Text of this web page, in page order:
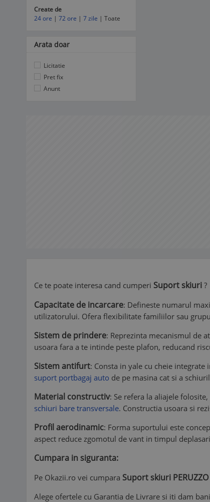
Create de
24 ore | 72 ore | 7 zile | Toate
Arata doar
Licitatie
Pret fix
Anunt
Ce te poate interesa cand cumperi Suport skiuri ?
Capacitate de incarcare: Defineste numarul
utilizatorului. Ofera flexibilitate familiilor sau
Sistem de prindere: Reprezinta mecanismul de
usoara fara a te intinde peste plafon, reducand
Sistem antifurt: Consta in yale cu cheie
suport portbagaj auto de pe masina cat si a
Material constructiv: Se refera la aliajele
schiuri bare transversale. Constructia usoara si
Profil aerodinamic: Forma suportului este
aspect reduce zgomotul de vant in timpul
Cumpara in siguranta:
Pe Okazii.ro vei cumpara Suport skiuri PERUZZO
Alege ofertele cu Garantia de Livrare si iti dam